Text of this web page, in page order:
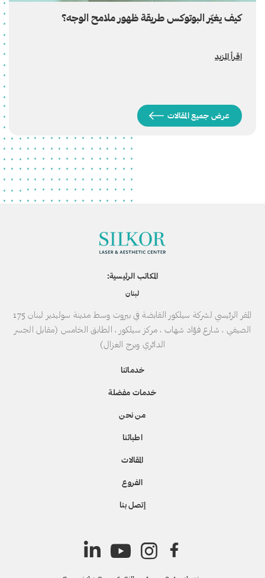
كيف يغيّر البوتوكس طريقة ظهور ملامح الوجه؟
اقرأ المزيد
عرض جميع المقالات
المكاتب الرئيسية:
لبنان
المقر الرئيسي لشركة سيلكور القابضة في بيروت وسط مدينة سوليدير لبنان 175
الصيفي ، شارع فؤاد شهاب ، مركز سيلكور ، الطابق الخامس (مقابل الجسر
الدائري وبرج الغزال)
خدماتنا
خدمات مفضلة
من نحن
اطبائنا
المقالات
الفروع
إتصل بنا